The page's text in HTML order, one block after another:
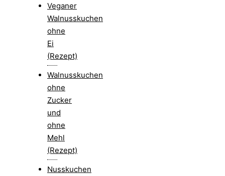
Veganer
Walnusskuchen
ohne
Ei
(Rezept)
Walnusskuchen
ohne
Zucker
und
ohne
Mehl
(Rezept)
Nusskuchen